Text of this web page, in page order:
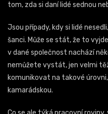
tom, zda si daní lidé sednou
Jsou případy, kdy si lidé
šanci. Může se stát, že to
v dané společnost nachází
nemůžete vystát, jen velmi
komunikovat na takové
kamarádskou.